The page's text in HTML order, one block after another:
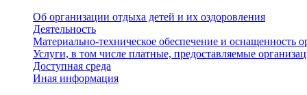
Об организации отдыха детей и их оздоровления
Деятельность
Материально-техническое обеспечение и оснащенность
Услуги, в том числе платные, предоставляемые
Доступная среда
Иная информация